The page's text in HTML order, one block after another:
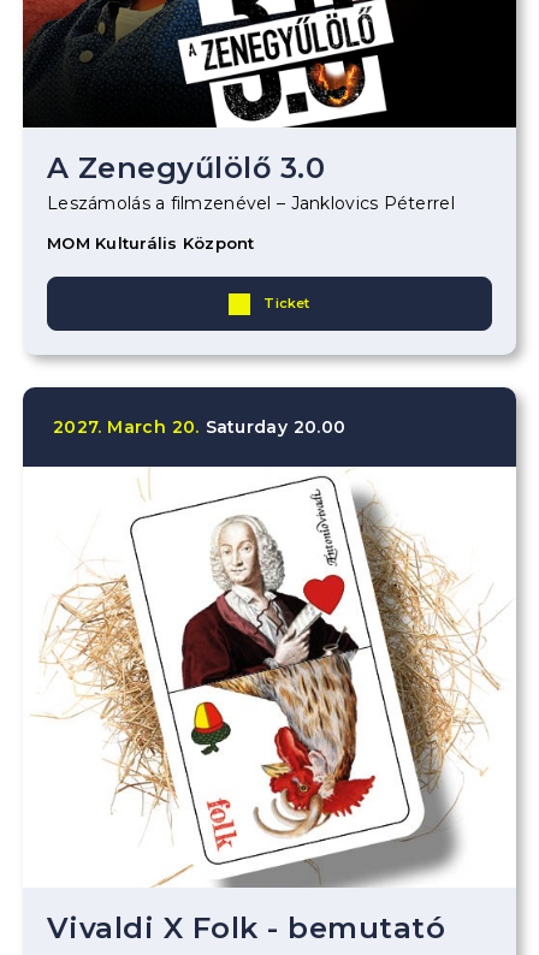
A Zenegyűlölő 3.0
Leszámolás a filmzenével – Janklovics Péterrel
MOM Kulturális Központ
Ticket
2027. March 20. Saturday 20.00
Vivaldi X Folk - bemutató